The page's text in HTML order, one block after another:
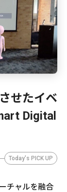
せたイベ
Digital
Today's PICK UP
チャルを融合